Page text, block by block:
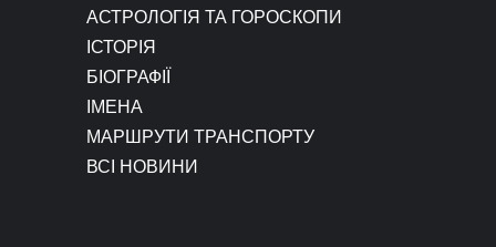
АСТРОЛОГІЯ ТА ГОРОСКОПИ
ІСТОРІЯ
БІОГРАФІЇ
ІМЕНА
МАРШРУТИ ТРАНСПОРТУ
ВСІ НОВИНИ